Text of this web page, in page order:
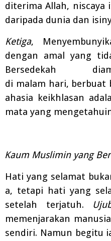
diterima Allah, niscaya
daripada dunia dan
Ketiga,
dengan amal yang
Bersedekah
di malam hari, berbuat
ahasia
keikhlasan
mata yang
Kaum Muslimin yang
Hati yang selamat
a, tetapi hati yang
setelah terjatuh.
memenjarakan
sendiri. Namun begitu